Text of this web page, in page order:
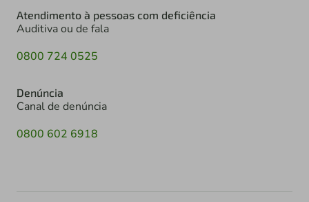
Atendimento à pessoas com deficiência
Auditiva ou de fala
0800 724 0525
Denúncia
Canal de denúncia
0800 602 6918